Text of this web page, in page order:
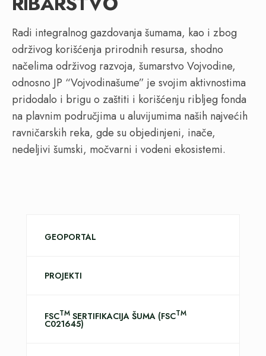
Radi integralnog gazdovanja šumama, kao i zbog
održivog korišćenja prirodnih resursa, shodno
načelima održivog razvoja, šumarstvo Vojvodine,
odnosno JP “Vojvodinašume” je svojim aktivnostima
pridodalo i brigu o zaštiti i korišćenju ribljeg fonda
na plavnim područjima u aluvijumima naših najvećih
ravničarskih reka, gde su objedinjeni, inače,
nedeljivi šumski, močvarni i vodeni ekosistemi.
GEOPORTAL
PROJEKTI
FSCTM SERTIFIKACIJA ŠUMA (FSCTM
C021645)